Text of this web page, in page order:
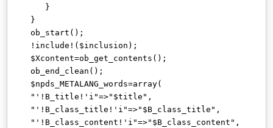
}
}
ob_start();
!include!($inclusion);
$Xcontent=ob_get_contents();
ob_end_clean();
$npds_METALANG_words=array(
"'!B_title!'i"=>"$title",
"'!B_class_title!'i"=>"$B_class_title",
"'!B_class_content!'i"=>"$B_class_content",